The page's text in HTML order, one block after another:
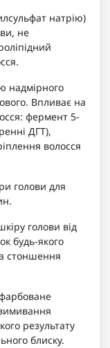
натрію)
не
надмірного
Впливає на
фермент 5-
ДГТ),
волосся
голови для
голови від
будь-якого
стоншення
результату
блиску.